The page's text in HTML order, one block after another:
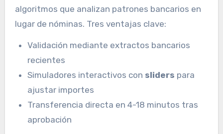
algoritmos que analizan patrones bancarios en
lugar de nóminas. Tres ventajas clave:
Validación mediante extractos bancarios
recientes
Simuladores interactivos con sliders para
ajustar importes
Transferencia directa en 4-18 minutos tras
aprobación